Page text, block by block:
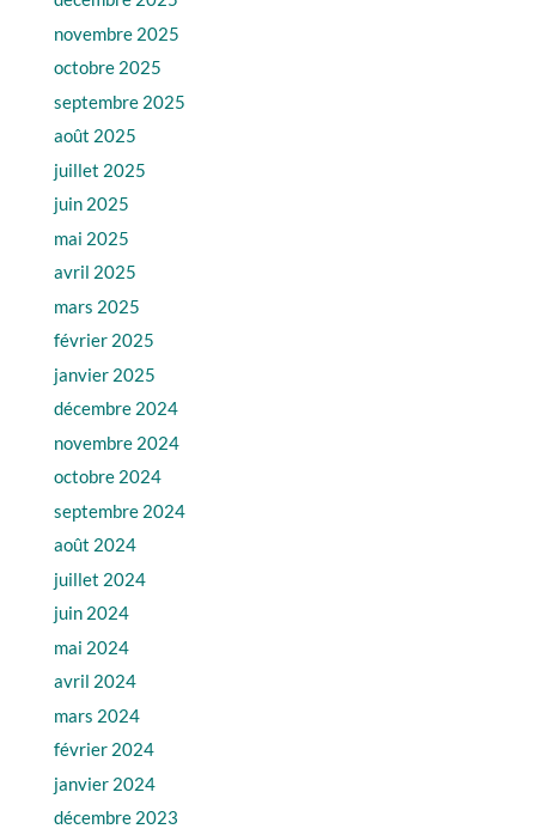
novembre 2025
octobre 2025
septembre 2025
août 2025
juillet 2025
juin 2025
mai 2025
avril 2025
mars 2025
février 2025
janvier 2025
décembre 2024
novembre 2024
octobre 2024
septembre 2024
août 2024
juillet 2024
juin 2024
mai 2024
avril 2024
mars 2024
février 2024
janvier 2024
décembre 2023